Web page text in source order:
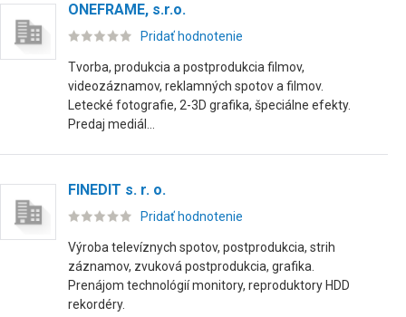
ONEFRAME, s.r.o.
Pridať hodnotenie
Tvorba, produkcia a postprodukcia filmov,
videozáznamov, reklamných spotov a filmov.
Letecké fotografie, 2-3D grafika, špeciálne efekty.
Predaj mediál...
FINEDIT s. r. o.
Pridať hodnotenie
Výroba televíznych spotov, postprodukcia, strih
záznamov, zvuková postprodukcia, grafika.
Prenájom technológií monitory, reproduktory HDD
rekordéry.